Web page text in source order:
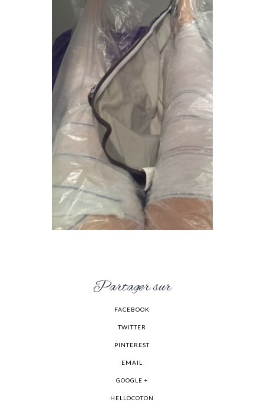
Partager sur
FACEBOOK
TWITTER
PINTEREST
EMAIL
GOOGLE +
HELLOCOTON